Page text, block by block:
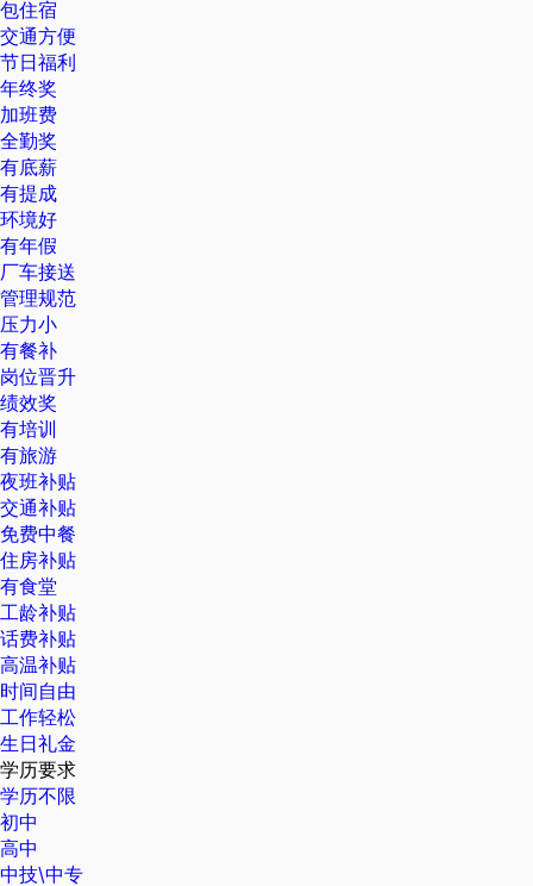
包住宿
交通方便
节日福利
年终奖
加班费
全勤奖
有底薪
有提成
环境好
有年假
厂车接送
管理规范
压力小
有餐补
岗位晋升
绩效奖
有培训
有旅游
夜班补贴
交通补贴
免费中餐
住房补贴
有食堂
工龄补贴
话费补贴
高温补贴
时间自由
工作轻松
生日礼金
学历要求
学历不限
初中
高中
中技\中专